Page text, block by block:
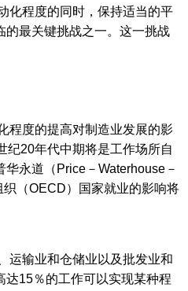
程度的同时，保持适当的平
的最关键挑战之一。这一挑战
度的提高对制造业发展的影
纪20年代中期将是工作场所自
永道（Price－Waterhouse－
（OECD）国家就业的影响将
输业和仓储业以及批发业和
达15％的工作可以实现某种程